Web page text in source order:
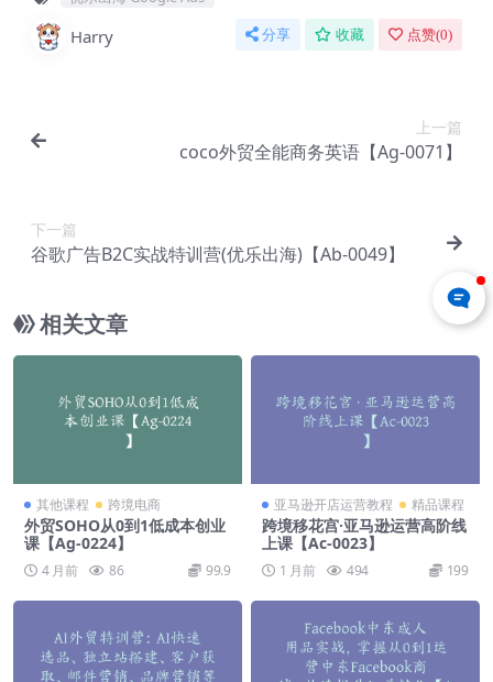
Harry 分享 收藏 点赞(0)
上一篇
coco外贸全能商务英语【Ag-0071】
下一篇
谷歌广告B2C实战特训营(优乐出海)【Ab-0049】
相关文章
其他课程 跨境电商
外贸SOHO从0到1低成本创业
课【Ag-0224】
4 月前 86 99.9
亚马逊开店运营教程 精品课程
跨境移花宫·亚马逊运营高阶线
上课【Ac-0023】
1 月前 494 199